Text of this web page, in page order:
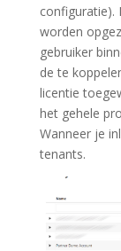
configuratie).
worden
gebruiker
de te
licentie
het gehele
Wanneer je
tenants.